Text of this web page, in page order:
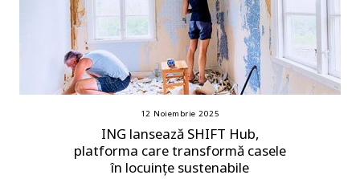
12 Noiembrie 2025
ING lansează SHIFT Hub,
platforma care transformă casele
în locuințe sustenabile